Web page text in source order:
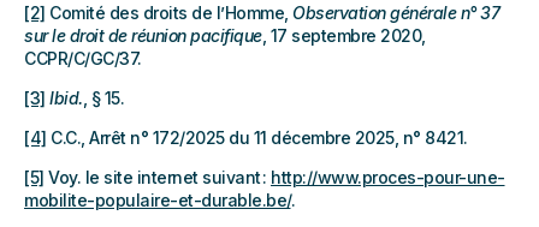
[2] Comité des droits de l’Homme, Observation générale n° 37
sur le droit de réunion pacifique, 17 septembre 2020,
CCPR/C/GC/37.
[3] Ibid. , § 15.
[4] C.C., Arrêt n° 172/2025 du 11 décembre 2025, n° 8421.
[5] Voy. le site internet suivant : http://www.proces-pour-une-
mobilite-populaire-et-durable.be/.